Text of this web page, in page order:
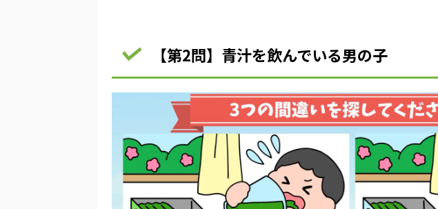
【第2問】青汁を飲んでいる男の子